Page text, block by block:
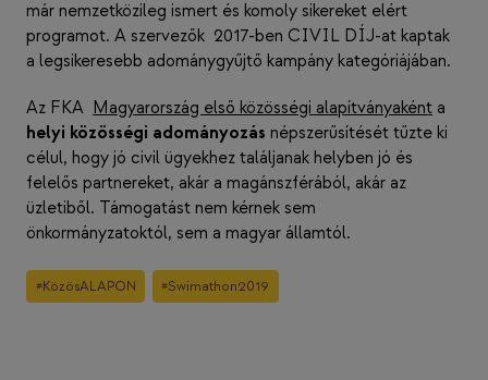
már nemzetközileg ismert és komoly sikereket elért
programot. A szervezők 2017-ben CIVIL DÍJ-at kaptak
a legsikeresebb adománygyűjtő kampány kategóriájában.
Az FKA Magyarország első közösségi alapítványaként a
helyi közösségi adományozás népszerűsítését tűzte ki
célul, hogy jó civil ügyekhez találjanak helyben jó és
felelős partnereket, akár a magánszférából, akár az
üzletiből. Támogatást nem kérnek sem
önkormányzatoktól, sem a magyar államtól.
Post
Tags:
#KözösALAPON #Swimathon2019